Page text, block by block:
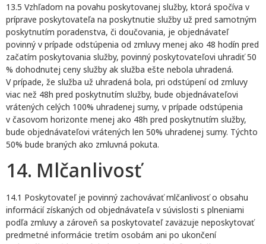
13.5 Vzhľadom na povahu poskytovanej služby, ktorá spočíva v
príprave poskytovateľa na poskytnutie služby už pred samotným
poskytnutím poradenstva, či doučovania, je objednávateľ
povinný v prípade odstúpenia od zmluvy menej ako 48 hodín pred
začatím poskytovania služby, povinný poskytovateľovi uhradiť 50
% dohodnutej ceny služby ak služba ešte nebola uhradená.
V prípade, že služba už uhradená bola, pri odstúpení od zmluvy
viac než 48h pred poskytnutím služby, bude objednávateľovi
vrátených celých 100% uhradenej sumy, v prípade odstúpenia
v časovom horizonte menej ako 48h pred poskytnutím služby,
bude objednávateľovi vrátených len 50% uhradenej sumy. Týchto
50% bude braných ako zmluvná pokuta.
14. Mlčanlivosť
14.1 Poskytovateľ je povinný zachovávať mlčanlivosť o obsahu
informácií získaných od objednávateľa v súvislosti s plneniami
podľa zmluvy a zároveň sa poskytovateľ zaväzuje neposkytovať
predmetné informácie tretím osobám ani po ukončení